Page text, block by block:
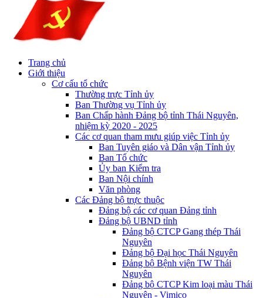
Trang chủ
Giới thiệu
Cơ cấu tổ chức
Thường trực Tỉnh ủy
Ban Thường vụ Tỉnh ủy
Ban Chấp hành Đảng bộ tỉnh Thái Nguyên,
nhiệm kỳ 2020 - 2025
Các cơ quan tham mưu giúp việc Tỉnh ủy
Ban Tuyên giáo và Dân vận Tỉnh ủy
Ban Tổ chức
Ủy ban Kiểm tra
Ban Nội chính
Văn phòng
Các Đảng bộ trực thuộc
Đảng bộ các cơ quan Đảng tỉnh
Đảng bộ UBND tỉnh
Đảng bộ CTCP Gang thép Thái
Nguyên
Đảng bộ Đại học Thái Nguyên
Đảng bộ Bệnh viện TW Thái
Nguyên
Đảng bộ CTCP Kim loại màu Thái
Nguyên - Vimico